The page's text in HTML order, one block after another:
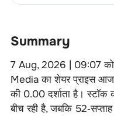
Summary
7 Aug, 2026 | 09:07
Mediaका शेयर प्राइस
की 0.00 दर्शाता है। स्टॉक
बीच रही है, जबकि